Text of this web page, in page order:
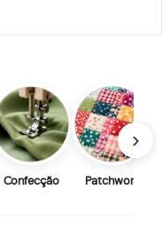
Confecção Patchwork
›